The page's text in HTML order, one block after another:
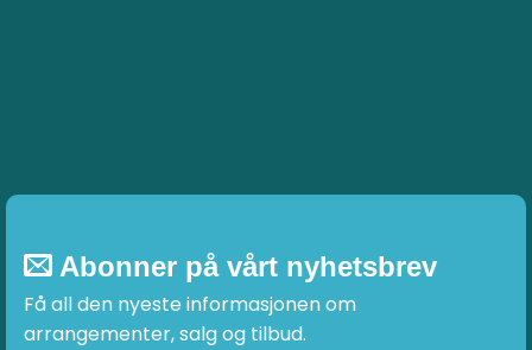
Abonner på vårt nyhetsbrev
Få all den nyeste informasjonen om
arrangementer, salg og tilbud.